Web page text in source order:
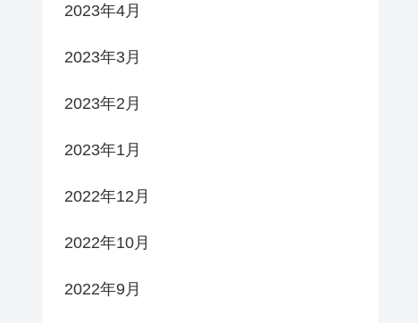
2023年4月
2023年3月
2023年2月
2023年1月
2022年12月
2022年10月
2022年9月